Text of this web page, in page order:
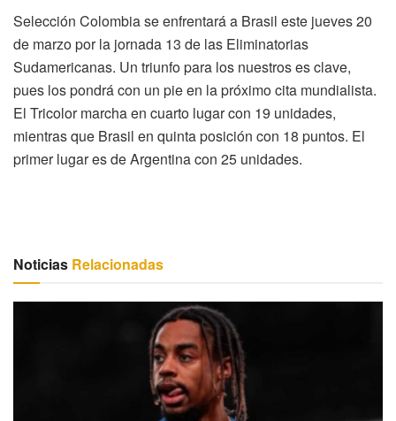
Selección Colombia se enfrentará a Brasil este jueves 20
de marzo por la jornada 13 de las Eliminatorias
Sudamericanas. Un triunfo para los nuestros es clave,
pues los pondrá con un pie en la próximo cita mundialista.
El Tricolor marcha en cuarto lugar con 19 unidades,
mientras que Brasil en quinta posición con 18 puntos. El
primer lugar es de Argentina con 25 unidades.
Noticias Relacionadas